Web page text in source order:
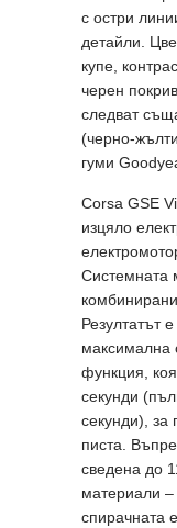
с остри
детайли.
купе,
черен
следват
(черно-
гуми
Corsa GSE
изцяло
Системната
Резултатът
максимална
функция,
секунди
секунди), за
писта.
сведена до
материали –
спирачната